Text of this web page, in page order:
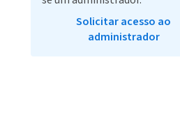
Solicitar acesso ao
administrador